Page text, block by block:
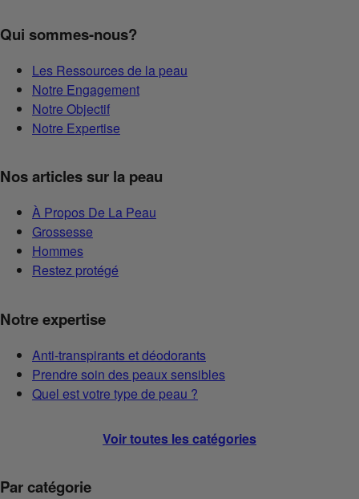
Qui sommes-nous?
Les Ressources de la peau
Notre Engagement
Notre Objectif
Notre Expertise
Nos articles sur la peau
À Propos De La Peau
Grossesse
Hommes
Restez protégé
Notre expertise
Anti-transpirants et déodorants
Prendre soin des peaux sensibles
Quel est votre type de peau ?
Voir toutes les catégories
Par catégorie